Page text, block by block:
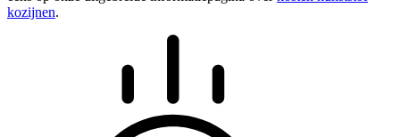
kozijnen.